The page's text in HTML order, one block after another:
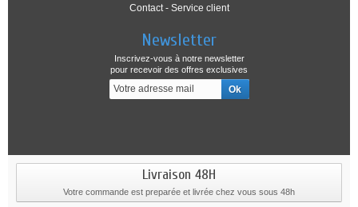
Contact - Service client
Newsletter
Inscrivez-vous à notre newsletter
pour recevoir des offres exclusives
Livraison 48H
Votre commande est preparée et livrée chez vous sous 48h